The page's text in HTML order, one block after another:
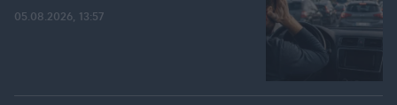
05.08.2026, 13:57